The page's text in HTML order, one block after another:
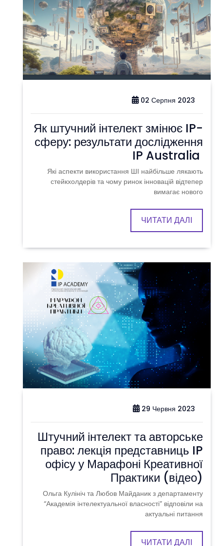
02 Серпня 2023
Як штучний інтелект змінює IP-
сферу: результати дослідження
IP Australia
Які аспекти використання ШІ найбільше лякають
стейкхолдерів та чому ринок інновацій відтепер
вимагає нового
ЧИТАТИ ДАЛІ
29 Червня 2023
Штучний інтелект та авторське
право: лекція представниць IP
офісу у Марафоні Креативної
Практики (відео)
Ольга Кулініч та Любов Майданик з департаменту
“Академія інтелектуальної власності” відповіли на
актуальні питання
ЧИТАТИ ДАЛІ